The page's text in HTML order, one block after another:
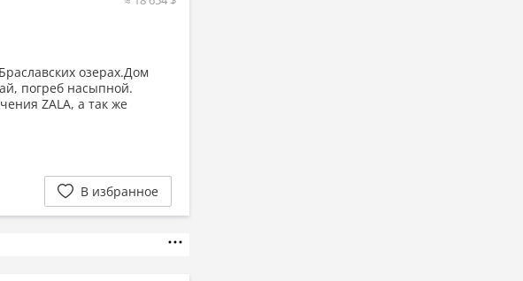
озерах.Дом
погреб насыпной.
ZALA, а так же
В избранное